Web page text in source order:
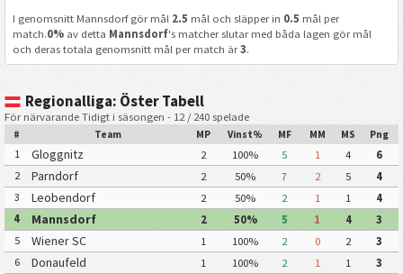
I genomsnitt Mannsdorf gör mål 2.5 mål och släpper in 0.5 mål per
match.0%av detta Mannsdorf's matcher slutar med båda lagen gör mål
och deras totala genomsnitt mål per match är3.
Regionalliga: Öster Tabell
För närvarande Tidigt i säsongen - 12 / 240 spelade
# Team MP Vinst% MF MM MS Png
1 Gloggnitz 2 100% 5 1 4
6
2
Parndorf 2 50% 7 2 5
4
3
Leobendorf 2 50% 2 1 1
4
4
Mannsdorf 2 50% 5 1 4
3
5
Wiener SC 1 100% 2 0 2
3
6
Donaufeld 1 100% 2 1 1
3